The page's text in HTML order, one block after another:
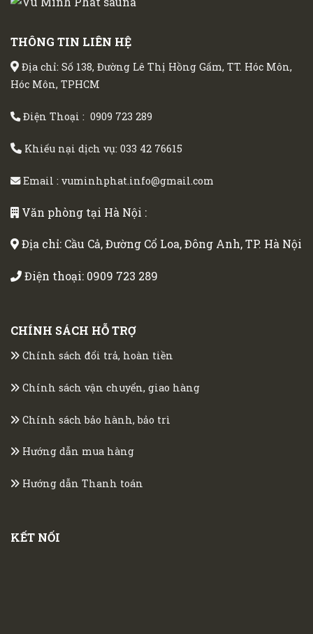
THÔNG TIN LIÊN HỆ
Địa chỉ: Số 138, Đường Lê Thị Hồng Gấm, TT. Hóc Môn,
Hóc Môn, TPHCM
Điện Thoại : 0909 723 289
Khiếu nại dịch vụ: 033 42 76615
Email : vuminhphat.info@gmail.com
Văn phòng tại Hà Nội :
Địa chỉ: Cầu Cả, Đường Cổ Loa, Đông Anh, TP. Hà Nội
Điện thoại: 0909 723 289
CHÍNH SÁCH HỖ TRỢ
Chính sách đổi trả, hoàn tiền
Chính sách vận chuyển, giao hàng
Chính sách bảo hành, bảo trì
Hướng dẫn mua hàng
Hướng dẫn Thanh toán
KẾT NỐI